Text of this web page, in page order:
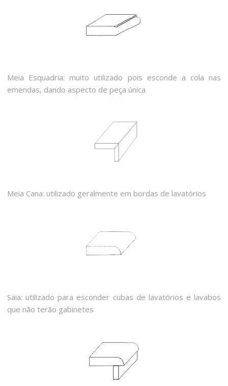
Meia Esquadria: muito utilizado pois esconde a cola nas
emendas, dando aspecto de peça única
Meia Cana: utilizado geralmente em bordas de lavatórios
Saia: utilizado para esconder cubas de lavatórios e lavabos
que não terão gabinetes